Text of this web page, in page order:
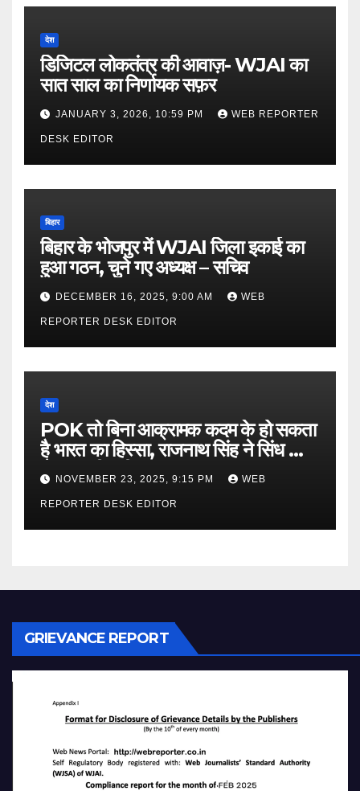
देश
डिजिटल लोकतंत्र की आवाज़- WJAI का
सात साल का निर्णायक सफ़र
JANUARY 3, 2026, 10:59 PM WEB REPORTER
DESK EDITOR
बिहार
बिहार के भोजपुर में WJAI जिला इकाई का
हुआ गठन, चुने गए अध्यक्ष – सचिव
DECEMBER 16, 2025, 9:00 AM WEB
REPORTER DESK EDITOR
देश
POK तो बिना आक्रामक कदम के हो सकता
है भारत का हिस्सा, राजनाथ सिंह ने सिंध को
लेकर कही बड़ी बात…
NOVEMBER 23, 2025, 9:15 PM WEB
REPORTER DESK EDITOR
GRIEVANCE REPORT